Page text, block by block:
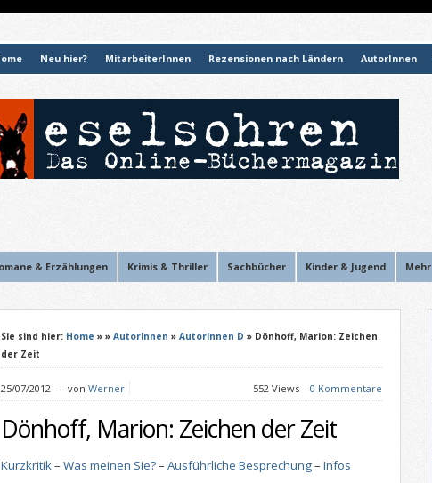
Neu hier? MitarbeiterInnen Rezensionen nach Ländern AutorInnen
& Erzählungen Krimis & Thriller Sachbücher Kinder & Jugend Mehr
Sie sind hier: Home » » AutorInnen » AutorInnen D » Dönhoff, Marion: Zeichen
der Zeit
25/07/2012 – von Werner 552 Views – 0 Kommentare
Dönhoff, Marion: Zeichen der Zeit
Kurzkritik– Was meinen Sie?– Ausführliche Besprechung– Infos